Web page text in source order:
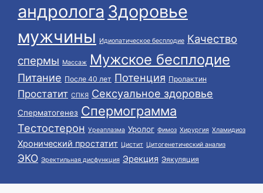
андролога Здоровье
мужчины
Идиопатическое бесплодие Качество
спермы Массаж Мужское бесплодие
Питание После 40 лет Потенция Пролактин
Простатит СПКЯ Сексуальное здоровье
Сперматогенез Спермограмма
Тестостерон Уреаплазма Уролог Фимоз Хирургия Хламидиоз
Хронический простатит Цистит Цитогенетический анализ
ЭКО Эректильная дисфункция Эрекция Эякуляция